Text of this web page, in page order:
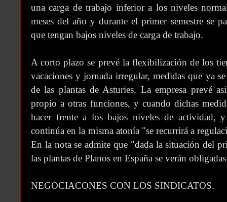
una carga de trabajo inferior a los niveles
meses del año y durante el primer semestre se
que tengan bajos niveles de carga de trabajo.
A corto plazo se prevé la flexibilización de los
vacaciones y jornada irregular, medidas que ya
de las plantas de Asturies. La empresa prevé
propio a otras funciones, y cuando dichas
hacer frente a los bajos niveles de actividad,
continúa en la misma atonía "se recurrirá a
En la nota se admite que "dada la situación del
las plantas de Planos en España se verán
NEGOCIACONES CON LOS SINDICATOS.